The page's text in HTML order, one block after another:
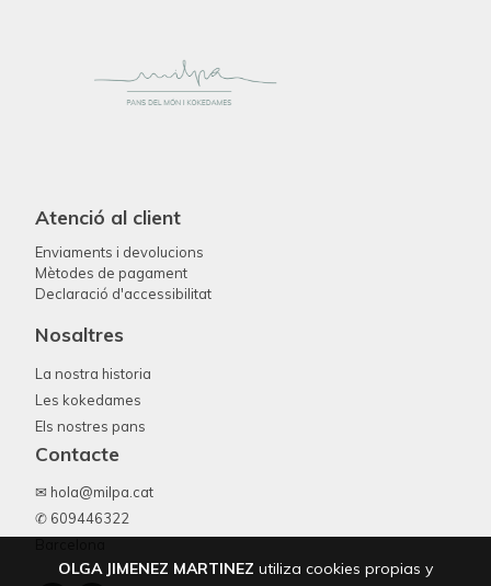
Atenció al client
Enviaments i devolucions
Mètodes de pagament
Declaració d'accessibilitat
Nosaltres
La nostra historia
Les kokedames
Els nostres pans
Contacte
✉ hola@milpa.cat
✆ 609446322
OLGA JIMENEZ MARTINEZ utiliza cookies propias y